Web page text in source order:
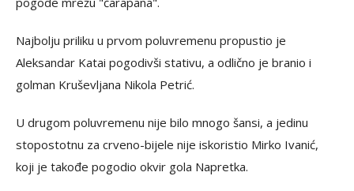
Najbolju priliku u prvom poluvremenu propustio je
Aleksandar Katai pogodivši stativu, a odlično je branio i
golman Kruševljana Nikola Petrić.
U drugom poluvremenu nije bilo mnogo šansi, a jedinu
stopostotnu za crveno-bijele nije iskoristio Mirko Ivanić,
koji je takođe pogodio okvir gola Napretka.